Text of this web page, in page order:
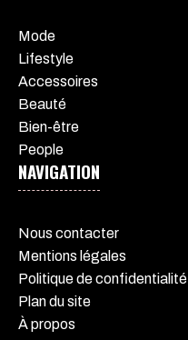
Mode
Lifestyle
Accessoires
Beauté
Bien-être
People
NAVIGATION
Nous contacter
Mentions légales
Politique de confidentialité
Plan du site
À propos